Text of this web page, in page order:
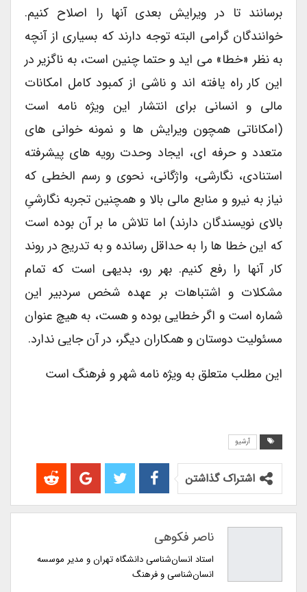
برسانند تا در ویرایش بعدی آنها را اصلاح کنیم.
خوانندگان گرامی البته توجه دارند که بسیاری از آنچه
به نظر «خطا» می اید و حتما چنین است، به ناگزیر در
این کار راه یافته اند و ناشی از کمبود کامل امکانات
مالی و انسانی برای انتشار این ویژه نامه است
(امکاناتی همچون ویرایش ها و نمونه خوانی های
متعدد و حرفه ای، ایجاد وحدت رویه های پیشرفته
استنادی، نگارشی، واژگانی، نحوی و رسم الخطی که
نیاز به نیرو و منابع مالی بالا و همچنین تجربه نگارشیِ
بالای نویسندگان دارند) اما تلاش ما بر آن بوده است
که این خطا ها را به حداقل رسانده و به تدریج در روند
کار آنها را رفع کنیم. بهر رو، بدیهی است که تمام
مشکلات و اشتباهات بر عهده شخص سردبیر این
شماره است و اگر خطایی بوده و هست، به هیچ عنوان
مسئولیت دوستان و همکاران دیگر، در آن جایی ندارد.
این مطلب متعلق به ویژه نامه شهر و فرهنگ است
آرشیو
اشتراک گذاشتن
ناصر فکوهی
استاد انسان‌شناسی دانشگاه تهران و مدیر موسسه
انسان‌شناسی و فرهنگ